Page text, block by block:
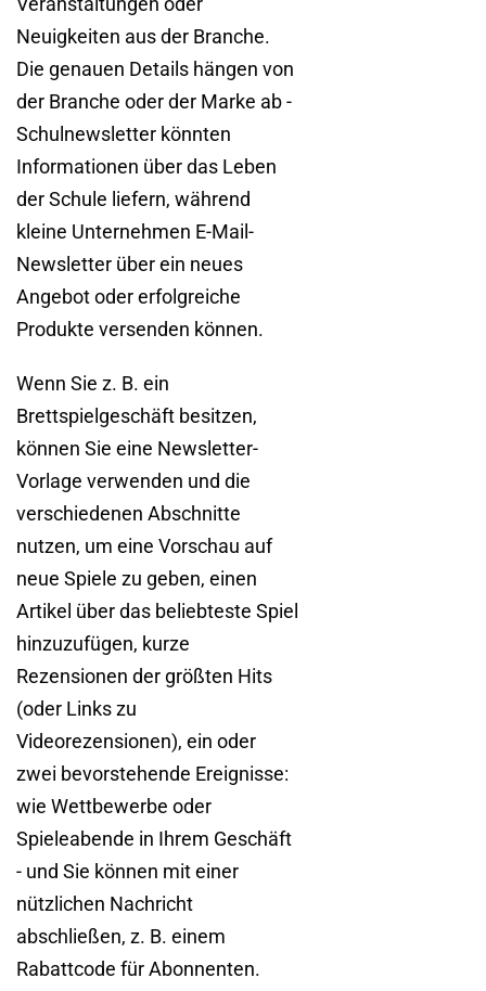
Neuigkeiten aus der Branche.
Die genauen Details hängen von
der Branche oder der Marke ab -
Schulnewsletter könnten
Informationen über das Leben
der Schule liefern, während
kleine Unternehmen E-Mail-
Newsletter über ein neues
Angebot oder erfolgreiche
Produkte versenden können.
Wenn Sie z. B. ein
Brettspielgeschäft besitzen,
können Sie eine Newsletter-
Vorlage verwenden und die
verschiedenen Abschnitte
nutzen, um eine Vorschau auf
neue Spiele zu geben, einen
Artikel über das beliebteste Spiel
hinzuzufügen, kurze
Rezensionen der größten Hits
(oder Links zu
Videorezensionen), ein oder
zwei bevorstehende Ereignisse:
wie Wettbewerbe oder
Spieleabende in Ihrem Geschäft
- und Sie können mit einer
nützlichen Nachricht
abschließen, z. B. einem
Rabattcode für Abonnenten.